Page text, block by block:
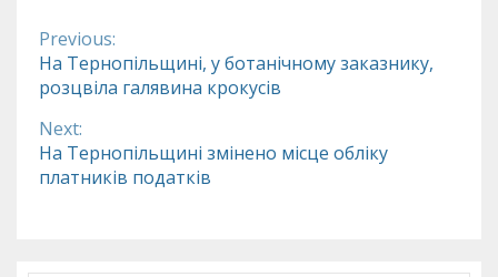
Continue
Reading
Previous:
На Тернопільщині, у ботанічному заказнику,
розцвіла галявина крокусів
Next:
На Тернопільщині змінено місце обліку
платників податків